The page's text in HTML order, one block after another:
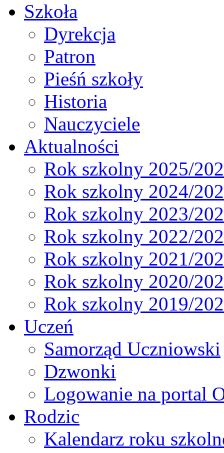
Szkoła
Dyrekcja
Patron
Pieśń szkoły
Historia
Nauczyciele
Aktualności
Rok szkolny 2025/
Rok szkolny 2024/
Rok szkolny 2023/
Rok szkolny 2022/
Rok szkolny 2021/
Rok szkolny 2020/
Rok szkolny 2019/
Uczeń
Samorząd Uczniowski
Dzwonki
Logowanie na portal
Rodzic
Kalendarz roku